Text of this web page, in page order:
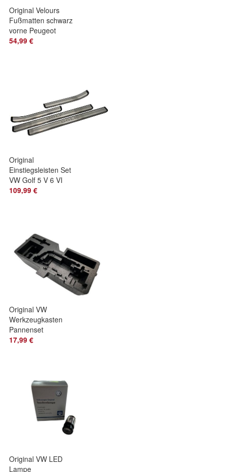
Original Velours
Fußmatten schwarz
vorne Peugeot
Traveller Toyota
54,99 €
Original
Einstiegsleisten Set
VW Golf 5 V 6 VI
Variant Alu
109,99 €
Original VW
Werkzeugkasten
Pannenset
Werkzeug
17,99 €
Original VW LED
Lampe